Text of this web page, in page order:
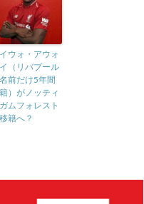
ウォ・アウォ
（リバプール
前だけ5年間
）がノッティ
ムフォレスト
籍へ？